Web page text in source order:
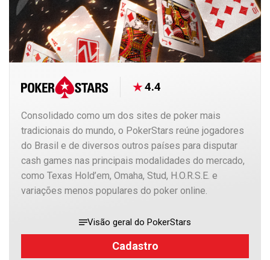
4.4
Consolidado como um dos sites de poker mais
tradicionais do mundo, o PokerStars reúne jogadores
do Brasil e de diversos outros países para disputar
cash games nas principais modalidades do mercado,
como Texas Hold’em, Omaha, Stud, H.O.R.S.E. e
variações menos populares do poker online.
Visão geral do PokerStars
Cadastro